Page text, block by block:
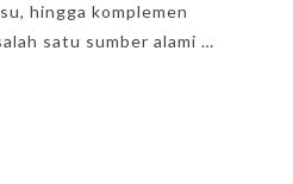
hingga komplemen
satu sumber alami …